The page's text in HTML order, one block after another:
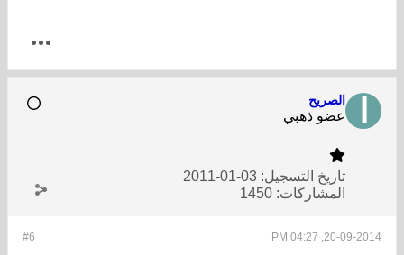
الصريح
عضو ذهبي
تاريخ التسجيل: 03-01-2011
المشاركات: 1450
#6 20-09-2014, 04:27 PM